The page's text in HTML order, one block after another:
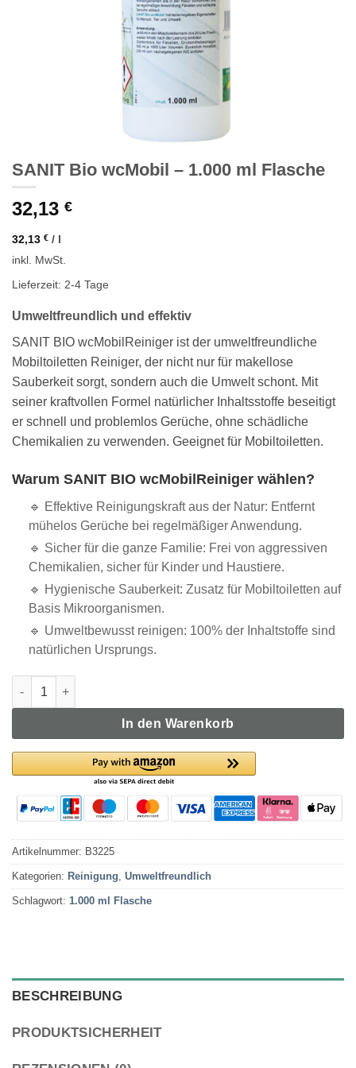
SANIT Bio wcMobil – 1.000 ml Flasche
32,13 €
32,13 € / l
inkl. MwSt.
Lieferzeit: 2-4 Tage
Umweltfreundlich und effektiv
SANIT BIO wcMobilReiniger ist der umweltfreundliche
Mobiltoiletten Reiniger, der nicht nur für makellose
Sauberkeit sorgt, sondern auch die Umwelt schont. Mit
seiner kraftvollen Formel natürlicher Inhaltsstoffe beseitigt
er schnell und problemlos Gerüche, ohne schädliche
Chemikalien zu verwenden. Geeignet für Mobiltoiletten.
Warum SANIT BIO wcMobilReiniger wählen?
🔹 Effektive Reinigungskraft aus der Natur: Entfernt
mühelos Gerüche bei regelmäßiger Anwendung.
🔹 Sicher für die ganze Familie: Frei von aggressiven
Chemikalien, sicher für Kinder und Haustiere.
🔹 Hygienische Sauberkeit: Zusatz für Mobiltoiletten auf
Basis Mikroorganismen.
🔹 Umweltbewusst reinigen: 100% der Inhaltstoffe sind
natürlichen Ursprungs.
SANIT Bio wcMobil - 1.000 ml Flasche Menge
In den Warenkorb
Artikelnummer: B3225
Kategorien: Reinigung Umweltfreundlich
Schlagwort: 1.000 ml Flasche
BESCHREIBUNG
PRODUKTSICHERHEIT